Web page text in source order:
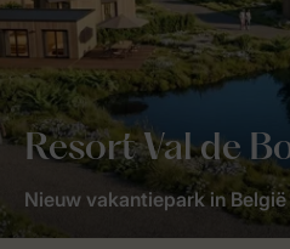
Resort Val de
Nieuw vakantiepark in België